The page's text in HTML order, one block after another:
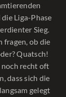
Liga-Phase
Sieg.
fragen, ob die
Quatsch!
noch recht oft
dass sich die
gelegt